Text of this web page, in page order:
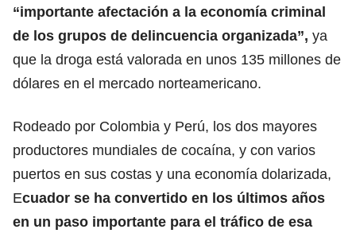
“importante afectación a la economía criminal
de los grupos de delincuencia organizada”, ya
que la droga está valorada en unos 135 millones de
dólares en el mercado norteamericano.
Rodeado por Colombia y Perú, los dos mayores
productores mundiales de cocaína, y con varios
puertos en sus costas y una economía dolarizada,
Ecuador se ha convertido en los últimos años
en un paso importante para el tráfico de esa